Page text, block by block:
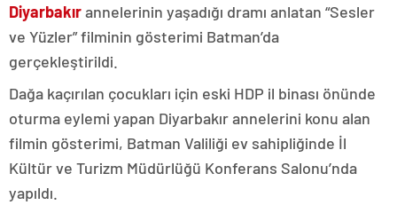
Diyarbakırannelerinin yaşadığı dramı anlatan “Sesler
ve Yüzler” filminin gösterimi Batman’da
gerçekleştirildi.
Dağa kaçırılan çocukları için eski HDP il binası önünde
oturma eylemi yapan Diyarbakır annelerini konu alan
filmin gösterimi, Batman Valiliği ev sahipliğinde İl
Kültür ve Turizm Müdürlüğü Konferans Salonu’nda
yapıldı.